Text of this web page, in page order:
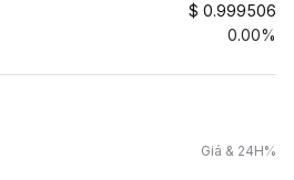
$ 0.999506
0.00%
Giá & 24H%